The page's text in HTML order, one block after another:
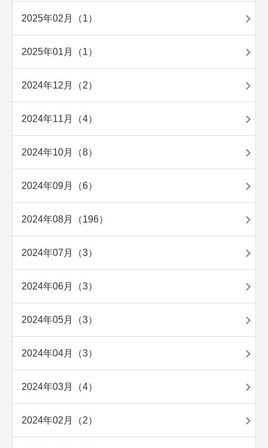
2025年02月（1）
2025年01月（1）
2024年12月（2）
2024年11月（4）
2024年10月（8）
2024年09月（6）
2024年08月（196）
2024年07月（3）
2024年06月（3）
2024年05月（3）
2024年04月（3）
2024年03月（4）
2024年02月（2）